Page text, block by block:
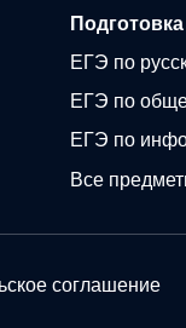
ЕГЭ по
ЕГЭ по
ЕГЭ по
Все
соглашение